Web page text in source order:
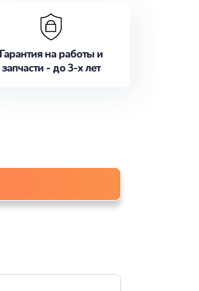
Гарантия на работы и
запчасти - до 3-х лет